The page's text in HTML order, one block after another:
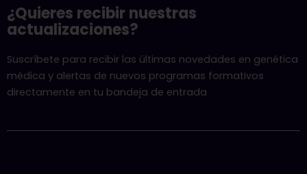
¿Quieres recibir nuestras
actualizaciones?
Suscríbete para recibir las últimas novedades en genética
médica y alertas de nuevos programas formativos
directamente en tu bandeja de entrada